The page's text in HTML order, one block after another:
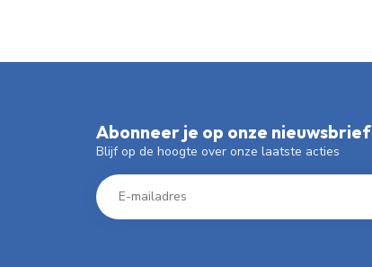
Abonneer je op onze nieuwsbrief
Blijf op de hoogte over onze laatste acties